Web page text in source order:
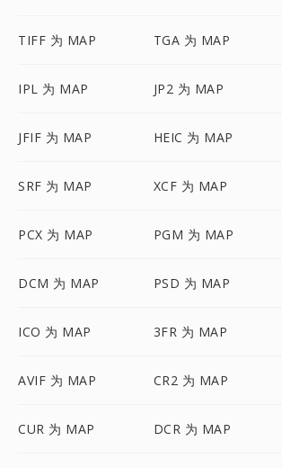
TIFF 为 MAP TGA 为 MAP
IPL 为 MAP JP2 为 MAP
JFIF 为 MAP HEIC 为 MAP
SRF 为 MAP XCF 为 MAP
PCX 为 MAP PGM 为 MAP
DCM 为 MAP PSD 为 MAP
ICO 为 MAP 3FR 为 MAP
AVIF 为 MAP CR2 为 MAP
CUR 为 MAP DCR 为 MAP